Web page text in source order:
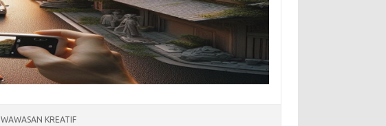
WAWASAN KREATIF